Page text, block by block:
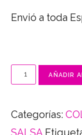
Envió a toda
AÑADIR
Categorías:
SALSA